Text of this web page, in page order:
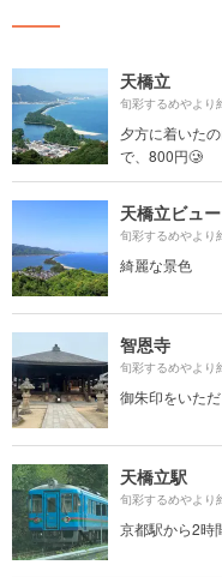
天橋立
旬彩するめやより
夕方に着いた
で、800円🥲
天橋立ビュ
旬彩するめやより
綺麗な景色
智恩寺
旬彩するめやより
御朱印をいただ
天橋立駅
旬彩するめやより
京都駅から2時